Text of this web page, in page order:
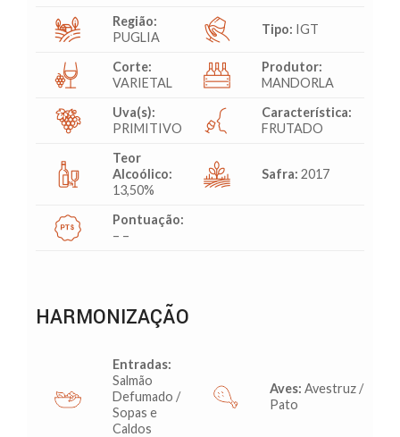
Região:
PUGLIA
Tipo: IGT
Corte:
VARIETAL
Produtor:
MANDORLA
Uva(s):
PRIMITIVO
Característica:
FRUTADO
Teor
Alcoólico:
13,50%
Safra: 2017
Pontuação:
– –
HARMONIZAÇÃO
Entradas:
Salmão
Defumado /
Sopas e
Caldos
Aves: Avestruz /
Pato